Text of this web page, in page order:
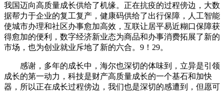
我国迈向高质量成长供给了机缘。正在抗疫的过程傍边，大数
据帮力于企业的复工复产，健康码供给了出行保障，人工智能
使城市办理和社区办事愈加高效，互联让居平易近糊口保障获
得愈加的便利，数字经济新业态为商品和办事消费拓展了新的
市场，也为创业就业斥地了新的六合。9！29。
感谢，多年的成长中，海尔也深切的体味到，立异是引领
成长的第一动力，科技是财产高质量成长的一个基石和加快
器，所以正在成长过程傍边，我们也是深切的感遭到，但愿可